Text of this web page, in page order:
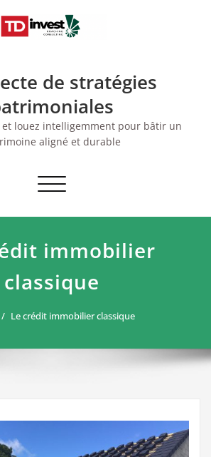
de stratégies
et louez intelligemment pour bâtir un
aligné et durable
Afficher/masquer
navigation
immobilier
classique
Le crédit immobilier classique